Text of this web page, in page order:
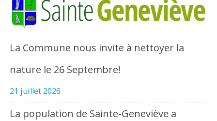
La Commune nous invite à nettoyer la
nature le 26 Septembre!
21 juillet 2026
La population de Sainte-Geneviève a